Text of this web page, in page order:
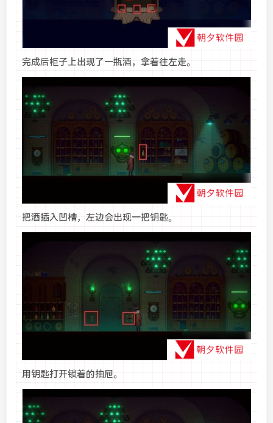
完成后柜子上出现了一瓶酒，拿着往左走。
把酒插入凹槽，左边会出现一把钥匙。
用钥匙打开锁着的抽屉。